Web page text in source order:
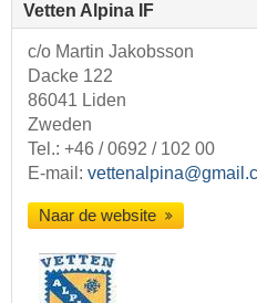
Vetten Alpina IF
c/o Martin Jakobsson
Dacke 122
86041 Liden
Zweden
Tel.: +46 / 0692 / 102 00
E-mail:
Naar de website